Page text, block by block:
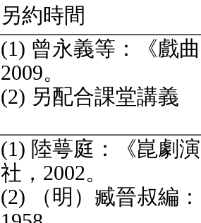
另約時間
(1) 曾永義等：《戲
2009。
(2) 另配合課堂講義
(1) 陸萼庭：《崑劇
社，2002。
(2) （明）臧晉叔編